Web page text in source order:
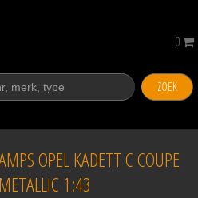
ZOEK
0
OPEL KADETT C COUPE
1:43